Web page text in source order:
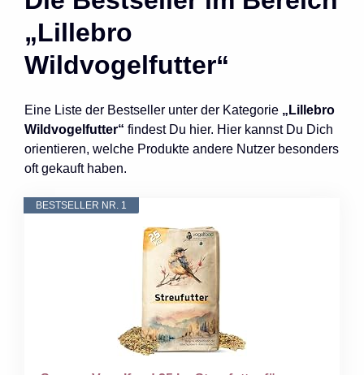
„Lillebro
Wildvogelfutter“
Eine Liste der Bestseller unter der Kategorie „Lillebro
Wildvogelfutter“ findest Du hier. Hier kannst Du Dich
orientieren, welche Produkte andere Nutzer besonders
oft gekauft haben.
BESTSELLER NR. 1